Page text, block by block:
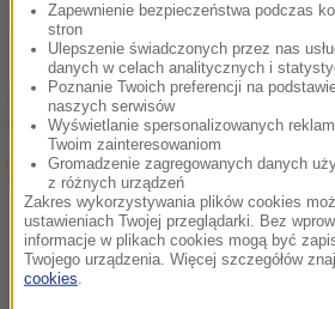
Tagi:górnicy
chcesz widzieć więcej artykułów od
Google
Zapewnienie bezpieczeństwa podczas
stron
Ulepszenie świadczonych przez nas
danych w celach analitycznych i
Poznanie Twoich preferencji na
naszych serwisów
Wyświetlanie spersonalizowanych
Twoim zainteresowaniom
Gromadzenie zagregowanych danych
z różnych urządzeń
Zakres wykorzystywania plików cookies
ustawieniach Twojej przeglądarki. Bez
informacje w plikach cookies mogą być
Twojego urządzenia. Więcej szczegółów
cookies